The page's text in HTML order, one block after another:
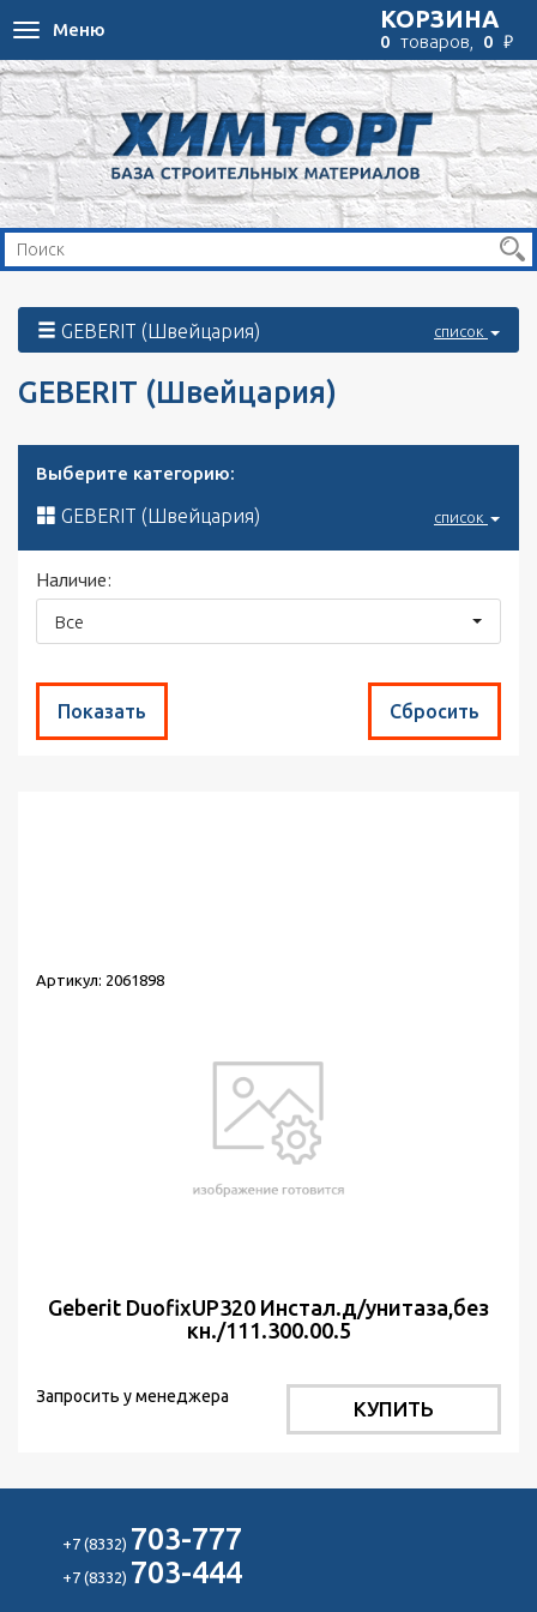
Toggle
navigation
Меню КОРЗИНА
0 товаров, 0 ₽
GEBERIT (Швейцария) список
GEBERIT (Швейцария)
Выберите категорию:
GEBERIT (Швейцария) список
Наличие:
Все
Артикул: 2061898
Geberit DuofixUP320 Инстал.д/унитаза,без
кн./111.300.00.5
Запросить у менеджера
КУПИТЬ
+7 (8332) 703-777
+7 (8332) 703-444